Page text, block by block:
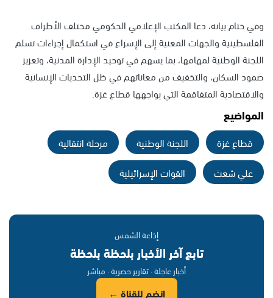
وفي ختام بيانه، دعا المكتب الإعلامي الحكومي مختلف الأطراف
الفلسطينية والجهات المعنية إلى الإسراع في استكمال إجراءات تسلم
اللجنة الوطنية لمهامها، بما يسهم في توحيد الإدارة المدنية، وتعزيز
صمود السكان، والتخفيف من معاناتهم في ظل التحديات الإنسانية
والاقتصادية المتفاقمة التي يواجهها قطاع غزة.
المواضيع
قطاع غزة اللجنة الوطنية
مرحلة انتقالية
علي شعث
القوات الإسرائيلية
إذاعة الشمس
تابع آخر الأخبار بلحظة بلحظة
أخبار عاجلة · تقارير حصرية · مباشر
انضم للقناة ←